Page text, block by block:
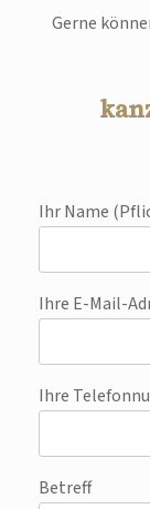
Gerne
Ihr Name
Ihre E-Mail-
Ihre
Betreff